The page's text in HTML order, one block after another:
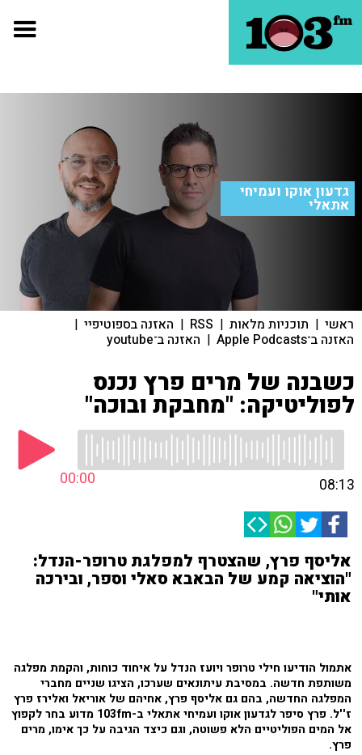
גדעון אוקו ועמיחי
אתאלי
ראשי | תוכניות מלאות |
RSS
| האזנה בספוטיפיי |
האזנה ב־Apple Podcasts | האזנה ב־youtube
כשבנה של מרים פרץ נכנס
לפוליטיקה: "מחבקת ובוכה"
00:00 08:13
אליסף פרץ, שהצטרף למפלגת טרופר-הנדל:
"הוציאה קמע של הבאבא סאלי וספר, ובירכה
אותי"
אתמול הודיעו חילי טרופר ויועז הנדל על איחוד כוחות, והקמת מפלגה
משותפת חדשה. במסיבת עיתונאים שערכו, הציגו שניים מחברי
המפלגה החדשה, בהם גם אליסף פרץ, אחיהם של אוריאל ואלירז פרץ
ז''ל. פרץ סיפר לגדעון אוקו ועמיחי אתאלי ב-103fm מדוע בחר לקפוץ
אל המים הפוליטיים הלא פשוטה, וגם כיצד הגיבה על כך אימו, מרים
פרץ.